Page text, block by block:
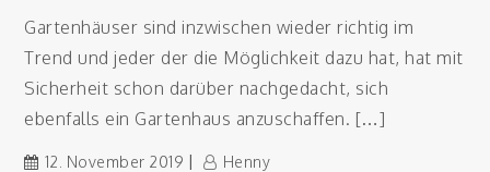
Gartenhäuser sind inzwischen wieder richtig im
Trend und jeder der die Möglichkeit dazu hat, hat mit
Sicherheit schon darüber nachgedacht, sich
ebenfalls ein Gartenhaus anzuschaffen. […]
12. November 2019 Henny